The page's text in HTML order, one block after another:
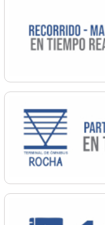
Ordenamiento
Promoción Social
Salud
Secretaría General